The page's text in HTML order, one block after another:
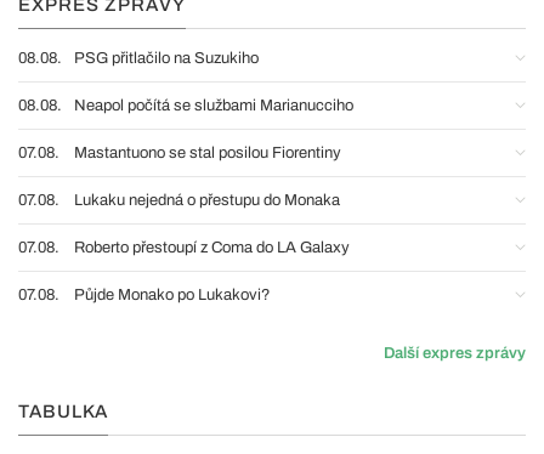
EXPRES ZPRÁVY
08.08. PSG přitlačilo na Suzukiho
08.08. Neapol počítá se službami Marianucciho
07.08. Mastantuono se stal posilou Fiorentiny
07.08. Lukaku nejedná o přestupu do Monaka
07.08. Roberto přestoupí z Coma do LA Galaxy
07.08. Půjde Monako po Lukakovi?
Další expres zprávy
TABULKA